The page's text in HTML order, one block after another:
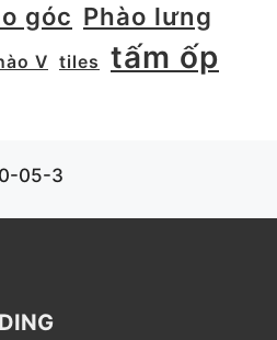
góc Phào lưng
V tiles tấm ốp
05-3